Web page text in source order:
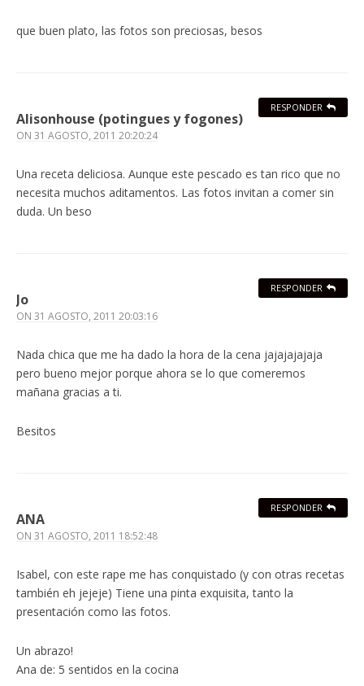
que buen plato, las fotos son preciosas, besos
Alisonhouse (potingues y fogones)
ON 31 AGOSTO, 2011 20:20:24
Una receta deliciosa. Aunque este pescado es tan rico que no
necesita muchos aditamentos. Las fotos invitan a comer sin
duda. Un beso
RESPONDER
Jo
ON 31 AGOSTO, 2011 20:03:16
Nada chica que me ha dado la hora de la cena jajajajajaja
pero bueno mejor porque ahora se lo que comeremos
mañana gracias a ti.
Besitos
RESPONDER
ANA
ON 31 AGOSTO, 2011 18:52:48
Isabel, con este rape me has conquistado (y con otras recetas
también eh jejeje) Tiene una pinta exquisita, tanto la
presentación como las fotos.
Un abrazo!
Ana de: 5 sentidos en la cocina
RESPONDER